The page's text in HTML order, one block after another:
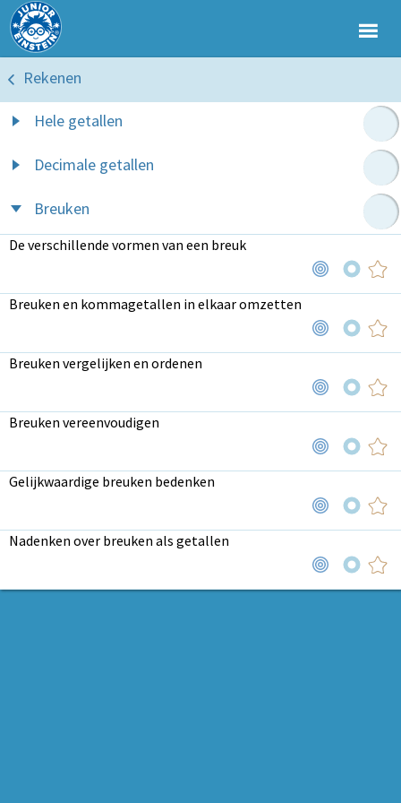
Rekenen
Hele getallen
Decimale getallen
Breuken
De verschillende vormen van een breuk
Breuken en kommagetallen in elkaar omzetten
Breuken vergelijken en ordenen
Breuken vereenvoudigen
Gelijkwaardige breuken bedenken
Nadenken over breuken als getallen